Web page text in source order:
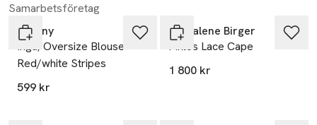
Samarbetsföretag
Tiffany
Inga, Oversize Blouse -
Red/white Stripes
599 kr
By Malene Birger
Pinlos Lace Cape
1 800 kr